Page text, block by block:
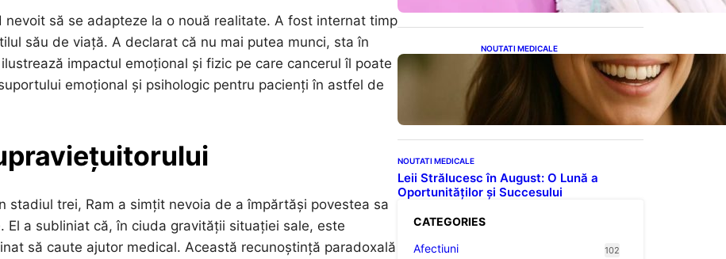
să se adapteze la o nouă realitate. A fost internat timp
său de viață. A declarat că nu mai putea munci, sta în
impactul emoțional și fizic pe care cancerul îl poate
emoțional și psihologic pentru pacienți în astfel de
stadiul trei, Ram a simțit nevoia de a împărtăși povestea sa
a subliniat că, în ciuda gravității situației sale, este
să caute ajutor medical. Această recunoștință paradoxală
NOUTATI MEDICALE
Ceaiul – Băutura care
protejează inima:
Descoperiri recente despre
beneficiile consumului zilnic
NOUTATI MEDICALE
Leii Strălucesc în August: O Lună a
Oportunităților și Succesului
CATEGORIES
Afectiuni
102